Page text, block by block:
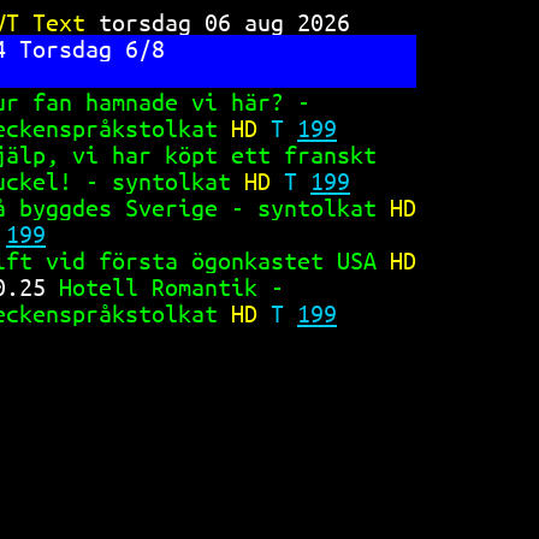
Text torsdag 06 aug 2026
Torsdag 6/8
fan hamnade vi här? -
HD T 199
vi har köpt ett franskt
- syntolkat HD T 199
byggdes Sverige - syntolkat HD
199
vid första ögonkastet USA HD
Hotell Romantik -
HD T 199